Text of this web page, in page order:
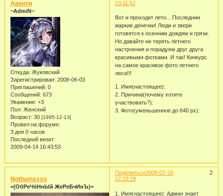
19:11:52
Аванти
~AdmiN~
Откуда: Жуковский
Зарегистрирован: 2008-06-03
Приглашений: 0
Сообщений: 673
Уважение: +3
Пол: Женский
Возраст: 30 [1995-12-13]
Провел на форуме:
3 дня 0 часов
Последний визит:
2009-04-14 16:43:53
Вот и проходит лето... Последнии
жаркие денечки! Люди и звери
готовятся к осенним дождям и грязи.
Но давайте не терять летнего
настроения и порадуем друг друга
красивыми фотками. И так! Конкурс
на самое красивое фото летнего
леса!!!
1. Имя(настоящее):
2. Причина(почему хотите
участвовать?):
3. Фото(уменьшенное до 640 рх):
Поделиться 2
2008-07-18
12:19:19
Nothamesso
=(ОбРеЧёНнЫй ЖеРеБчИнЪ)=
1. Имя(настоящее): Админ знает